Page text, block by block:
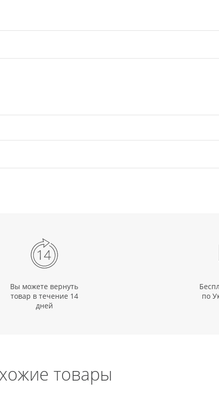
Вы можете вернуть
товар в течение 14
дней
по
товары